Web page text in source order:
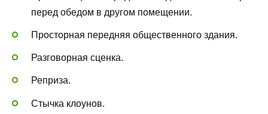
перед обедом в другом помещении.
Просторная передняя общественного здания.
Разговорная сценка.
Реприза.
Стычка клоунов.